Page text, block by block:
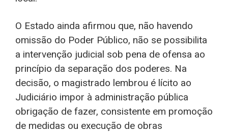
O Estado ainda afirmou que, não havendo
omissão do Poder Público, não se possibilita
a intervenção judicial sob pena de ofensa ao
princípio da separação dos poderes. Na
decisão, o magistrado lembrou é lícito ao
Judiciário impor à administração pública
obrigação de fazer, consistente em promoção
de medidas ou execução de obras